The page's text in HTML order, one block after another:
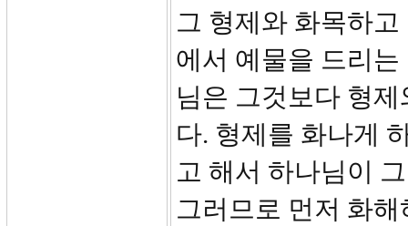
그 형제와 화목하
에서 예물을 드리
님은 그것보다 형
다. 형제를 화나게
고 해서 하나님이
그러므로 먼저 화